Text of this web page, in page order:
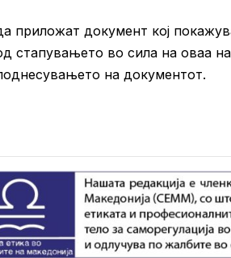
приложат документ кој
стапувањето во сила на оваа
на документот.